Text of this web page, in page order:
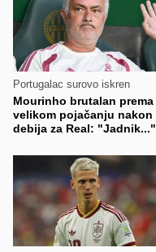
Portugalac surovo iskren
Mourinho brutalan prema
velikom pojačanju nakon
debija za Real: "Jadnik..."